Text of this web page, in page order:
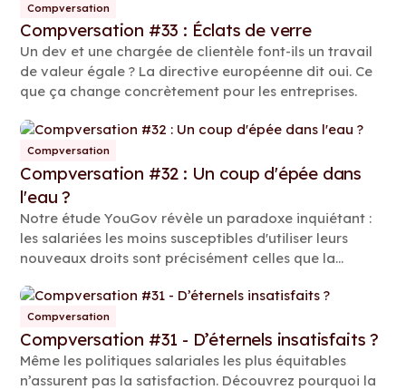
Compversation
Compversation #33 : Éclats de verre
Un dev et une chargée de clientèle font-ils un travail
de valeur égale ? La directive européenne dit oui. Ce
que ça change concrètement pour les entreprises.
Compversation
Compversation #32 : Un coup d'épée dans
l'eau ?
Notre étude YouGov révèle un paradoxe inquiétant :
les salariées les moins susceptibles d'utiliser leurs
nouveaux droits sont précisément celles que la
Compversation
Compversation #31 - D’éternels insatisfaits ?
Même les politiques salariales les plus équitables
n’assurent pas la satisfaction. Découvrez pourquoi la